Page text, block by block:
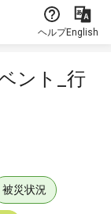
ヘルプEnglish
ント_行
被災状況